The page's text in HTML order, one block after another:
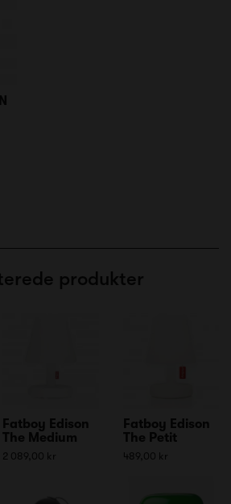
produkter
Fatboy Edison
The Medium
2 089,00 kr
Fatboy Edison
The Petit
489,00 kr